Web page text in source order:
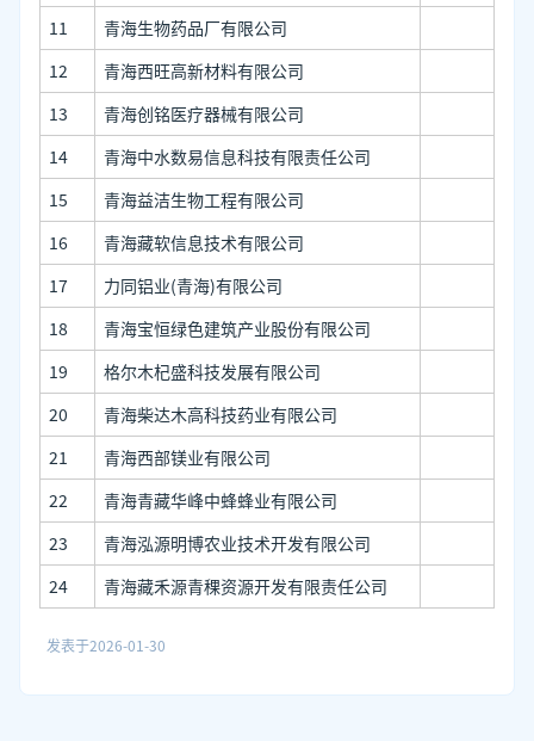
11
青海生物药品厂有限公司
12
青海西旺高新材料有限公司
13
青海创铭医疗器械有限公司
14
青海中水数易信息科技有限责任公司
15
青海益洁生物工程有限公司
16
青海藏软信息技术有限公司
17
力同铝业(青海)有限公司
18
青海宝恒绿色建筑产业股份有限公司
19
格尔木杞盛科技发展有限公司
20
青海柴达木高科技药业有限公司
21
青海西部镁业有限公司
22
青海青藏华峰中蜂蜂业有限公司
23
青海泓源明博农业技术开发有限公司
24
青海藏禾源青稞资源开发有限责任公司
发表于2026-01-30